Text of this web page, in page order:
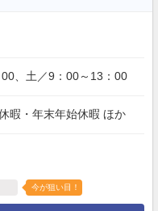
、土／9：00～13：00
暇・年末年始休暇 ほか
今が狙い目！